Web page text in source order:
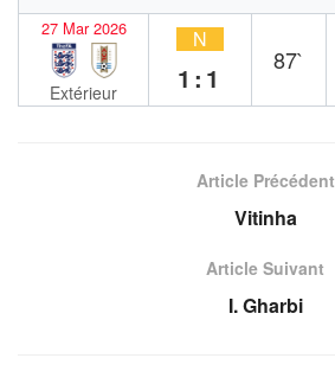
27 Mar 2026
Extérieur
N
1:1
87`
Article Précédent
Vitinha
Article Suivant
I. Gharbi